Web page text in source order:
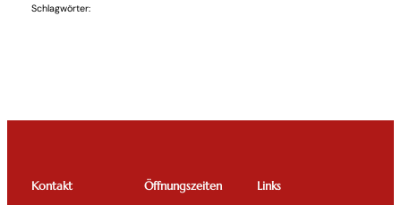
Schlagwörter:
Kontakt Öffnungszeiten Links